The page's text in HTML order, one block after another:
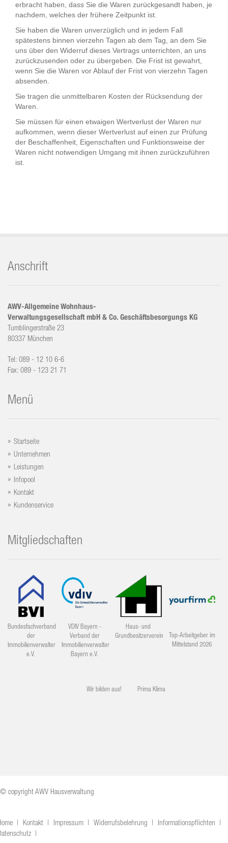
erbracht haben, dass Sie die Waren zurückgesandt haben, je
nachdem, welches der frühere Zeitpunkt ist.
Sie haben die Waren unverzüglich und in jedem Fall
spätestens binnen vierzehn Tagen ab dem Tag, an dem Sie
uns über den Widerruf dieses Vertrags unterrichten, an uns
zurückzusenden oder zu übergeben. Die Frist ist gewahrt,
wenn Sie die Waren vor Ablauf der Frist von vierzehn Tagen
absenden.
Sie tragen die unmittelbaren Kosten der Rücksendung der
Waren.
Sie müssen für einen etwaigen Wertverlust der Waren nur
aufkommen, wenn dieser Wertverlust auf einen zur Prüfung
der Beschaffenheit, Eigenschaften und Funktionsweise der
Waren nicht notwendigen Umgang mit ihnen zurückzuführen
ist.
Anschrift
AWV-Allgemeine Wohnhaus-
Verwaltungsgesellschaft mbH & Co. Geschäftsbesorgungs KG
Tumblingerstraße 23
80337 München
Tel: 089 - 12 10 6-6
Fax: 089 - 123 21 71
Menü
Startseite
Unternehmen
Leistungen
Infopool
Kontakt
Kundenservice
Mitgliedschaften
Bundesfachverband
der
Immobilienverwalter
e.V.
VDIV Bayern -
Verband der
Immobilienverwalter
Bayern e.V.
Haus- und
Grundbesitzerverein
Top-Arbeitgeber im
Mittelstand 2026
Wir bilden aus! Prima Klima
© copyright AWV Hausverwaltung
Kontakt Impressum Widerrufsbelehrung
Informationspflichten